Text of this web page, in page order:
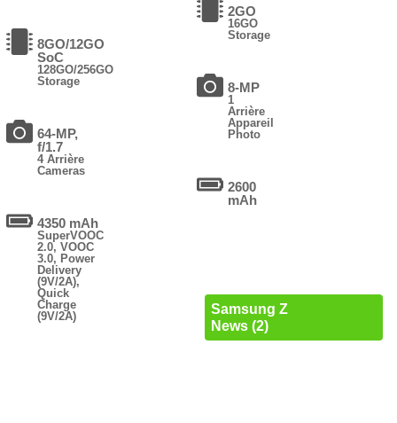
8GO/12GO
SoC
128GO/256GO
Storage
64-MP,
f/1.7
4 Arrière
Cameras
4350 mAh
SuperVOOC
2.0, VOOC
3.0, Power
Delivery
(9V/2A),
Quick
Charge
(9V/2A)
2GO
16GO
Storage
8-MP
1
Arrière
Appareil
Photo
2600
mAh
Samsung Z
News (2)